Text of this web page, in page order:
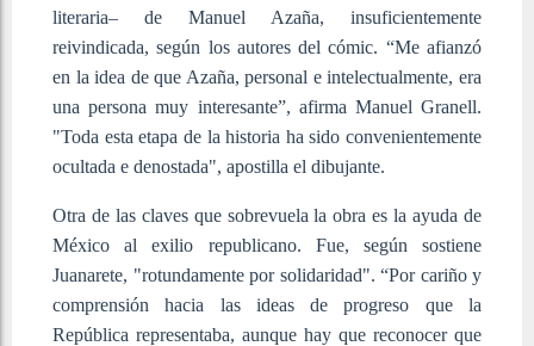
literaria– de Manuel Azaña, insuficientemente
reivindicada, según los autores del cómic. “Me afianzó
en la idea de que Azaña, personal e intelectualmente, era
una persona muy interesante”, afirma Manuel Granell.
"Toda esta etapa de la historia ha sido convenientemente
ocultada e denostada", apostilla el dibujante.
Otra de las claves que sobrevuela la obra es la ayuda de
México al exilio republicano. Fue, según sostiene
Juanarete, "rotundamente por solidaridad". “Por cariño y
comprensión hacia las ideas de progreso que la
República representaba, aunque hay que reconocer que